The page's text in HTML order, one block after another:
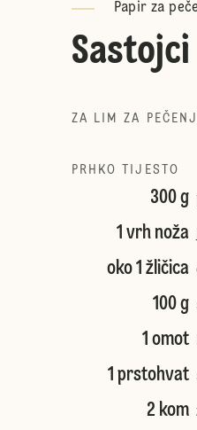
Papir za
Sastojci
ZA LIM ZA
PRHKO TIJESTO
300 g
1 vrh noža
oko 1 žličica
100 g
1 omot
1 prstohvat
2 kom